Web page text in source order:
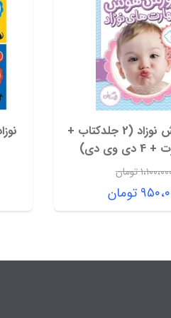
تقویت هوش نوزاد (2 جلدکتاب +
وی دی)
تومان
قیمت
اصلی:
تومان
قیمت